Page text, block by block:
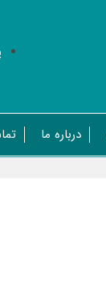
درباره ما